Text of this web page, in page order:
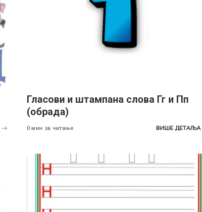
Гласови и штампана слова Гг и Пп
(обрада)
0 мин за читање ВИШЕ ДЕТАЉА